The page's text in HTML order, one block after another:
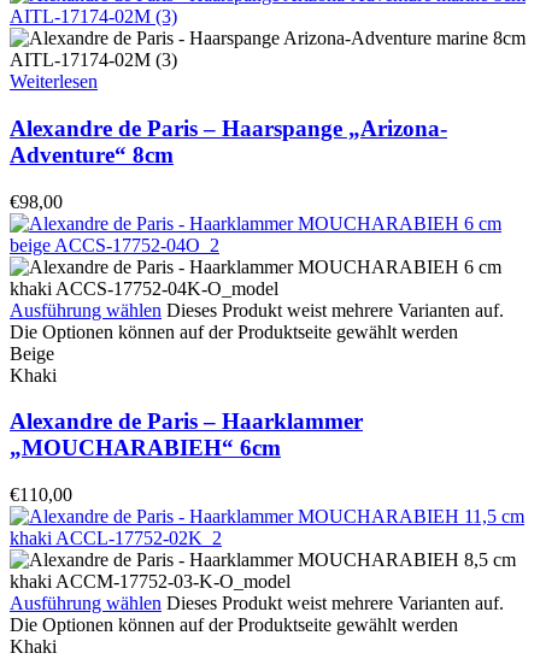
Weiterlesen
Alexandre de Paris – Haarspange „Arizona-
Adventure“ 8cm
€98,00
Ausführung wählen Dieses Produkt weist mehrere Varianten auf.
Die Optionen können auf der Produktseite gewählt werden
Beige
Khaki
Alexandre de Paris – Haarklammer
„MOUCHARABIEH“ 6cm
€110,00
Ausführung wählen Dieses Produkt weist mehrere Varianten auf.
Die Optionen können auf der Produktseite gewählt werden
Khaki